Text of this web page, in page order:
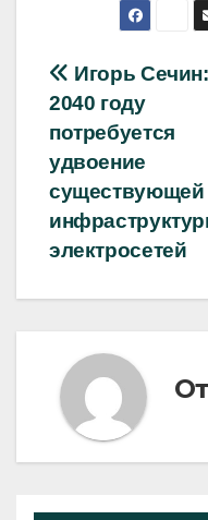
по
записям
Игорь
2040 году
потребуется
удвоение
существующей
электросетей
От